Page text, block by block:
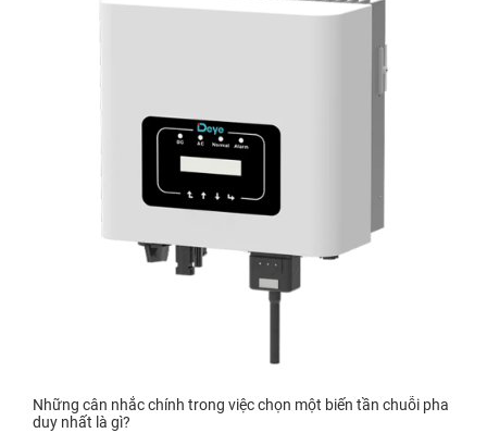
Những cân nhắc chính trong việc chọn một biến tần chuỗi pha
duy nhất là gì?